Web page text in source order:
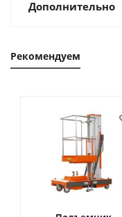
Дополнительно
Рекомендуем